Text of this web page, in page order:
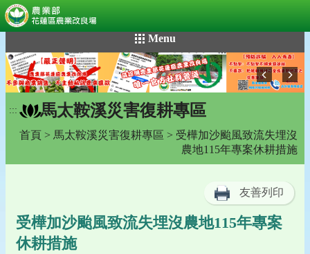
到
主
要
內
容
Menu
::: 馬太鞍溪災害復耕專區
首頁 > 馬太鞍溪災害復耕專區 > 受樺加沙颱風致流失埋沒
農地115年專案休耕措施
友善列印
受樺加沙颱風致流失埋沒農地115年專案
休耕措施